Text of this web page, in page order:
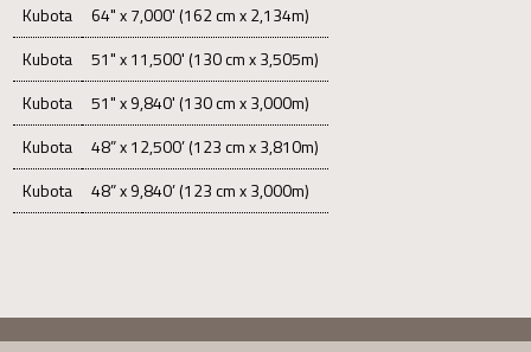
Kubota
64" x 7,000' (162 cm x 2,134m)
Kubota
51" x 11,500' (130 cm x 3,505m)
Kubota
51" x 9,840' (130 cm x 3,000m)
Kubota
48” x 12,500’ (123 cm x 3,810m)
Kubota
48” x 9,840’ (123 cm x 3,000m)